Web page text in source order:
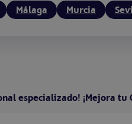
Málaga Murcia
especializado! ¡Mejora tu